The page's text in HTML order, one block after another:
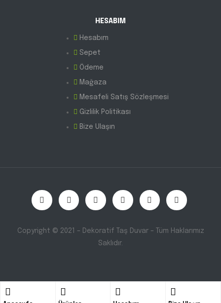
HESABIM
Hesabım
Sepet
Ödeme
Mağaza
Mesafeli Satış Sözleşmesi
Gizlilik Politikası
Bize Ulaşın
Copyright © 2021 – Dekoratif Taş Duvar – Tüm Haklarımız
Saklıdır.